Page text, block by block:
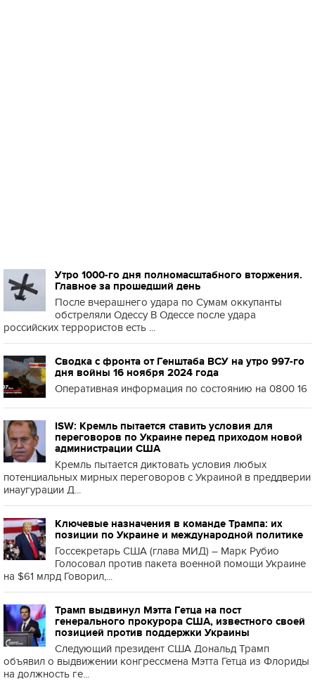
Утро 1000-го дня полномасштабного вторжения.
Главное за прошедший день
После вчерашнего удара по Сумам оккупанты
обстреляли Одессу В Одессе после удара
российских террористов есть ...
Сводка с фронта от Генштаба ВСУ на утро 997-го
дня войны 16 ноября 2024 года
Оперативная информация по состоянию на 0800 16
ISW: Кремль пытается ставить условия для
переговоров по Украине перед приходом новой
администрации США
Кремль пытается диктовать условия любых
потенциальных мирных переговоров с Украиной в преддверии
инаугурации Д...
Ключевые назначения в команде Трампа: их
позиции по Украине и международной политике
Госсекретарь США (глава МИД) – Марк Рубио
Голосовал против пакета военной помощи Украине
на $61 млрд Говорил,...
Трамп выдвинул Мэтта Гетца на пост
генерального прокурора США, известного своей
позицией против поддержки Украины
Следующий президент США Дональд Трамп
объявил о выдвижении конгрессмена Мэтта Гетца из Флориды
на должность ге...